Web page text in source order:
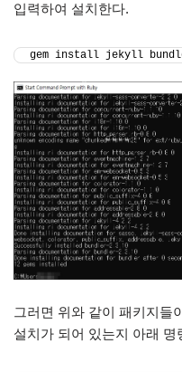
입력하여 설치한다.
gem install jekyll
그러면 위와 같이 패키지들
설치가 되어 있는지 아래 명